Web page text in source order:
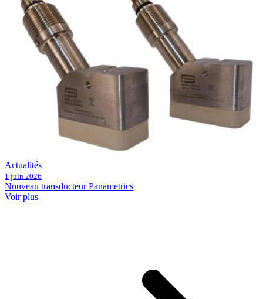
Actualités
1 juin 2026
Nouveau transducteur Panametrics
Voir plus